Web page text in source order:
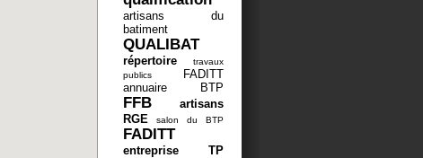
artisans du
batiment
QUALIBAT
répertoire
travaux
publics
FADITT
annuaire BTP
FFB
artisans
RGE
salon du BTP
FADITT
entreprise TP